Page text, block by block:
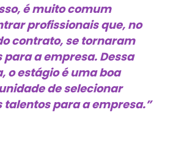
é muito comum
profissionais que, no
contrato, se tornaram
para a empresa. Dessa
o estágio é uma boa
de selecionar
talentos para a empresa.”